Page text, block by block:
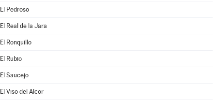
El Pedroso
El Real de la Jara
El Ronquillo
El Rubio
El Saucejo
El Viso del Alcor